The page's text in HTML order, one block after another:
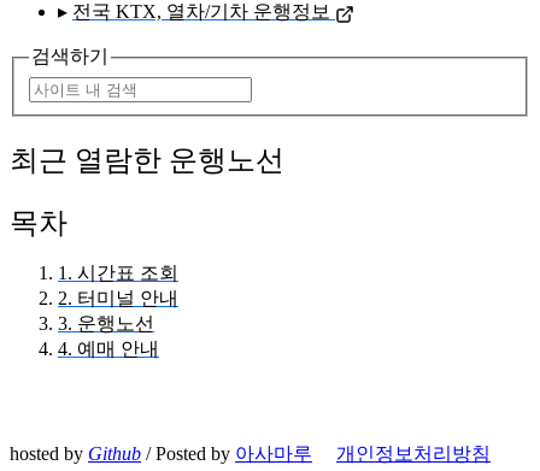
▸ 전국 KTX, 열차/기차 운행정보
검색하기
최근 열람한 운행노선
목차
1. 시간표 조회
2. 터미널 안내
3. 운행노선
4. 예매 안내
hosted by Github / Posted by 아사마루 개인정보처리방침